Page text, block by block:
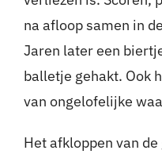
na afloop samen in
Jaren later een
balletje gehakt. Ook
van ongelofelijke
Het afkloppen van